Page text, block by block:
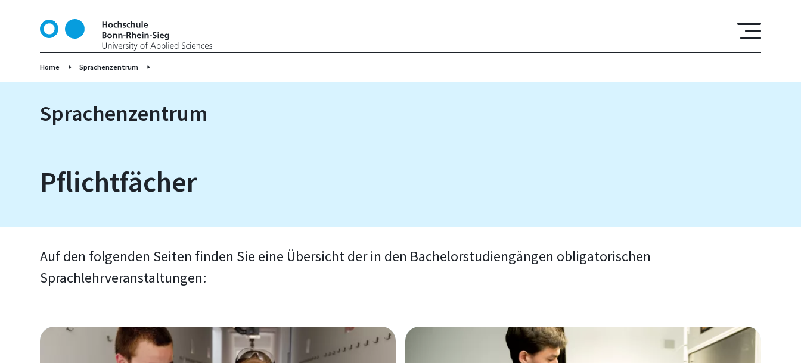
t
Home Sprachenzentrum
Sprachenzentrum
Pflichtfächer
Auf den folgenden Seiten finden Sie eine Übersicht der in den Bachelorstudiengängen obligatorischen
Sprachlehrveranstaltungen: